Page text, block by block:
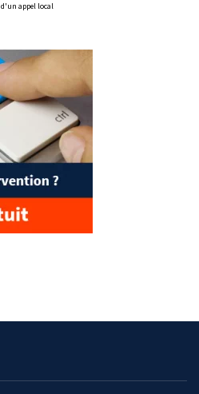
d'un appel local